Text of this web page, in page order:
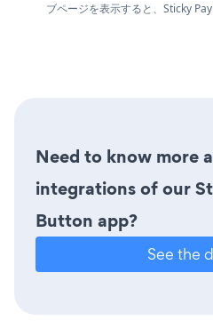
ブページを表示すると、Sticky
Need to know more
integrations of our
Button app?
See the